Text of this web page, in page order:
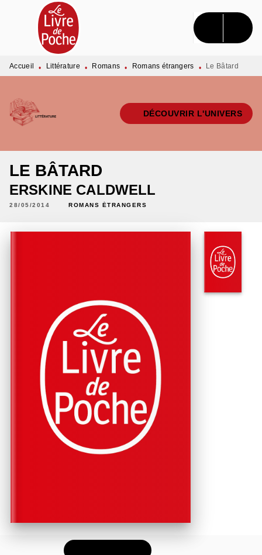
MENU RECHERCHE CONTENU
PIED DE PAGE
Accueil • Littérature • Romans • Romans étrangers • Le Bâtard
DÉCOUVRIR L'UNIVERS
LE BÂTARD
ERSKINE CALDWELL
28/05/2014 ROMANS ÉTRANGERS